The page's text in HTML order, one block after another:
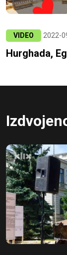
VIDEO 2022-
Hurghada,